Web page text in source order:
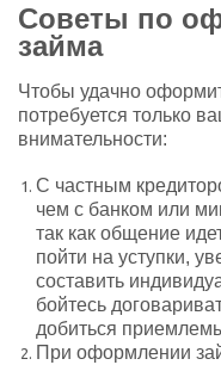
Советы по
займа
Чтобы удачно
потребуется только
внимательности:
С частным
чем с банком или
так как общение
пойти на уступки,
составить
бойтесь
добиться
При оформлении